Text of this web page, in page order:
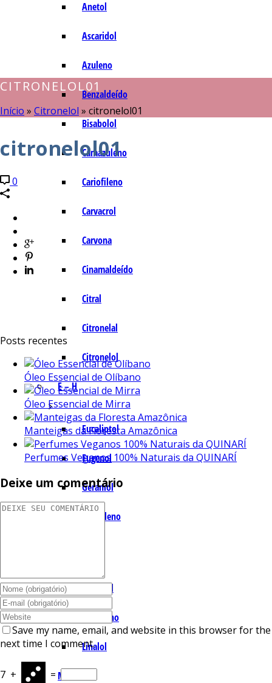
Anetol
Ascaridol
Azuleno
Benzaldeído
Bisabolol
Camazuleno
Cariofileno
Carvacrol
Carvona
Cinamaldeído
Citral
Citronelal
Citronelol
E – H
Eucaliptol
Eugenol
Geraniol
Humuleno
Lemonal
Limoneno
Linalol
M – P
CITRONELOL01
Início » Citronelol » citronelol01
citronelol01
0
Posts recentes
Óleo Essencial de Olíbano
Óleo Essencial de Mirra
Manteigas da Floresta Amazônica
Perfumes Veganos 100% Naturais da QUINARÍ
Deixe um comentário
Save my name, email, and website in this browser for the
next time I comment.
7 + =